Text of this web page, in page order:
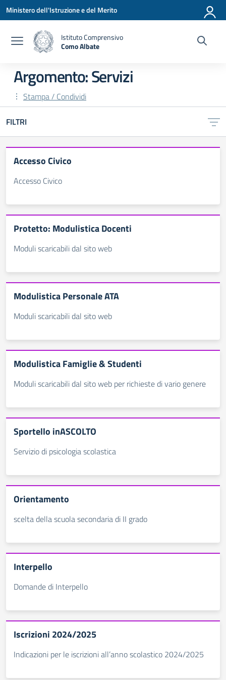
Vai ai contenuti
Vai al menu di navigazione
Vai al footer
Ministero dell'Istruzione e del Merito
Istituto Comprensivo
Como Albate
Argomento: Servizi
Stampa / Condividi
FILTRI
Accesso Civico
Accesso Civico
Protetto: Modulistica Docenti
Moduli scaricabili dal sito web
Modulistica Personale ATA
Moduli scaricabili dal sito web
Modulistica Famiglie & Studenti
Moduli scaricabili dal sito web per richieste di vario genere
Sportello inASCOLTO
Servizio di psicologia scolastica
Orientamento
scelta della scuola secondaria di II grado
Interpello
Domande di Interpello
Iscrizioni 2024/2025
Indicazioni per le iscrizioni all’anno scolastico 2024/2025